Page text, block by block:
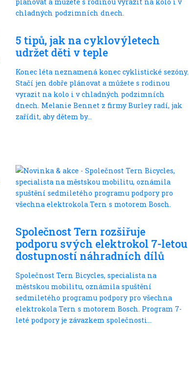
5 tipů, jak na cyklovýletech
udržet děti v teple
Konec léta neznamená konec cyklistické sezóny.
Stačí jen dobře plánovat a můžete s rodinou
vyrazit na kolo i v chladných podzimních
dnech. Melanie Bennet z firmy Burley radí, jak
zařídit, aby dětem by...
Společnost Tern rozšiřuje
podporu svých elektrokol 7-letou
dostupností náhradních dílů
Společnost Tern Bicycles, specialista na
městskou mobilitu, oznámila spuštění
sedmiletého programu podpory pro všechna
elektrokola Tern s motorem Bosch. Program 7-
leté podpory je závazkem společnosti...